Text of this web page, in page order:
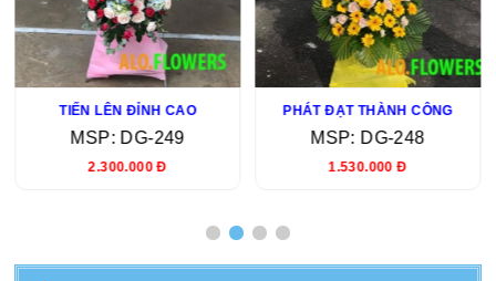
TIẾN LÊN ĐỈNH CAO
MSP: DG-249
2.300.000 Đ
PHÁT ĐẠT THÀNH CÔNG
MSP: DG-248
1.530.000 Đ